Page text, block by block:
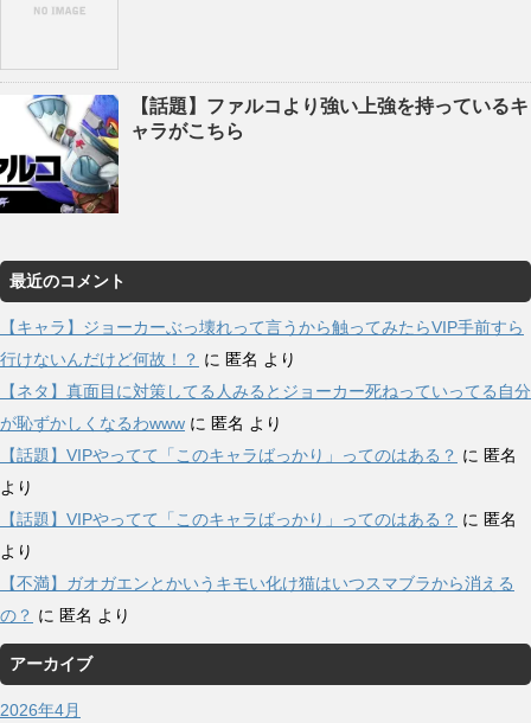
【話題】ファルコより強い上強を持っているキ
ャラがこちら
最近のコメント
【キャラ】ジョーカーぶっ壊れって言うから触ってみたらVIP手前すら
行けないんだけど何故！？ に 匿名 より
【ネタ】真面目に対策してる人みるとジョーカー死ねっていってる自分
が恥ずかしくなるわwww に 匿名 より
【話題】VIPやってて「このキャラばっかり」ってのはある？ に 匿名
より
【話題】VIPやってて「このキャラばっかり」ってのはある？ に 匿名
より
【不満】ガオガエンとかいうキモい化け猫はいつスマブラから消える
の？ に 匿名 より
アーカイブ
2026年4月